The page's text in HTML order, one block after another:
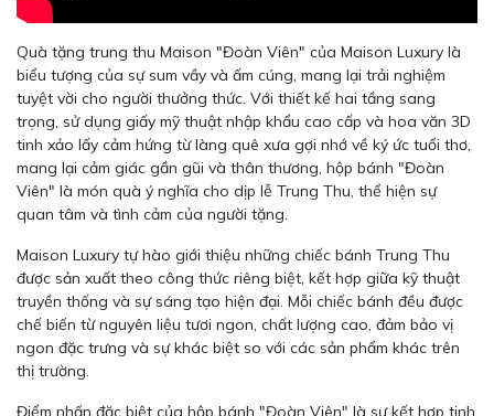
Quà tặng trung thu Maison "Đoàn Viên" của Maison Luxury là
biểu tượng của sự sum vầy và ấm cúng, mang lại trải nghiệm
tuyệt vời cho người thưởng thức. Với thiết kế hai tầng sang
trọng, sử dụng giấy mỹ thuật nhập khẩu cao cấp và hoa văn 3D
tinh xảo lấy cảm hứng từ làng quê xưa gợi nhớ về ký ức tuổi thơ,
mang lại cảm giác gần gũi và thân thương, hộp bánh "Đoàn
Viên" là món quà ý nghĩa cho dịp lễ Trung Thu, thể hiện sự
quan tâm và tình cảm của người tặng.
Maison Luxury tự hào giới thiệu những chiếc bánh Trung Thu
được sản xuất theo công thức riêng biệt, kết hợp giữa kỹ thuật
truyền thống và sự sáng tạo hiện đại. Mỗi chiếc bánh đều được
chế biến từ nguyên liệu tươi ngon, chất lượng cao, đảm bảo vị
ngon đặc trưng và sự khác biệt so với các sản phẩm khác trên
thị trường.
Điểm nhấn đặc biệt của hộp bánh "Đoàn Viên" là sự kết hợp tinh